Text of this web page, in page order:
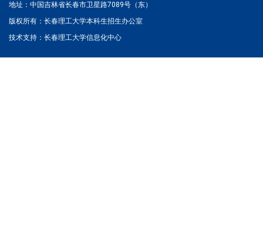
地址：中国吉林省长春市卫星路7089号（东）
版权所有：长春理工大学本科生招生办公室
技术支持：长春理工大学信息化中心